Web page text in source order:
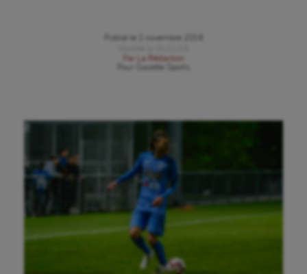
Publié le
2 novembre 2018
Par
La Rédaction
Gazette Sports